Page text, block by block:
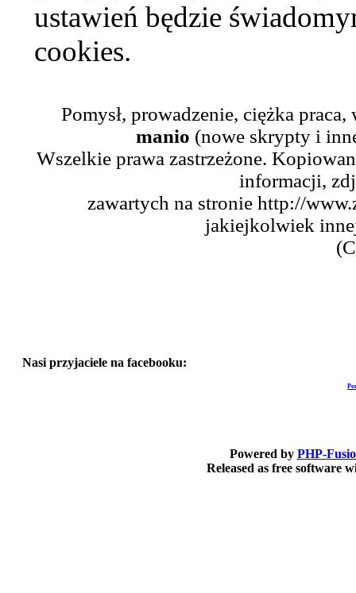
ustawień będzie
cookies.
Pomysł, prowadzenie, ciężka
manio (nowe skrypty i
Wszelkie prawa zastrzeżone.
informacji,
zawartych na stronie http://
jakiejkolwiek
Nasi przyjaciele na facebooku:
Powered by PHP-
Released as free software